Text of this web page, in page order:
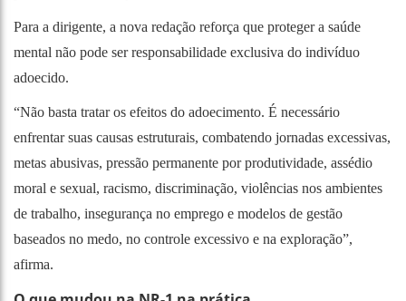
Para a dirigente, a nova redação reforça que proteger a saúde
mental não pode ser responsabilidade exclusiva do indivíduo
adoecido.
“Não basta tratar os efeitos do adoecimento. É necessário
enfrentar suas causas estruturais, combatendo jornadas excessivas,
metas abusivas, pressão permanente por produtividade, assédio
moral e sexual, racismo, discriminação, violências nos ambientes
de trabalho, insegurança no emprego e modelos de gestão
baseados no medo, no controle excessivo e na exploração”,
afirma.